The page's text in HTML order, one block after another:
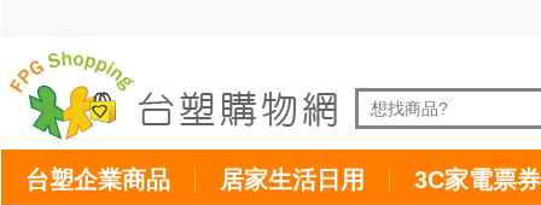
台塑企業商品 居家生活日用 3C家電票券